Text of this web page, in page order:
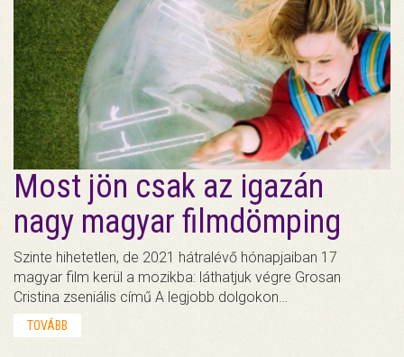
Most jön csak az igazán
nagy magyar filmdömping
Szinte hihetetlen, de 2021 hátralévő hónapjaiban 17
magyar film kerül a mozikba: láthatjuk végre Grosan
Cristina zseniális című A legjobb dolgokon…
TOVÁBB